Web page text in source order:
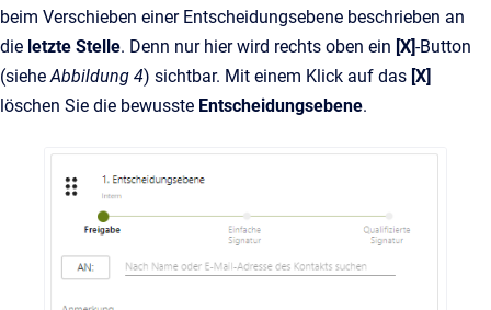
beim Verschieben einer Entscheidungsebene beschrieben an
die letzte Stelle. Denn nur hier wird rechts oben ein [X]-Button
(sieheAbbildung 4) sichtbar. Mit einem Klick auf das [X]
löschen Sie die bewusste Entscheidungsebene.